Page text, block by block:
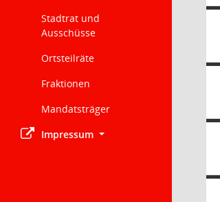
Stadtrat und
Ausschüsse
Ortsteilräte
Fraktionen
Mandatsträger
Impressum